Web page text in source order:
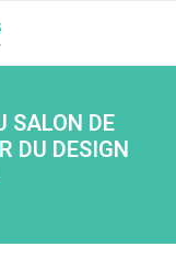
SALON DE
DU DESIGN